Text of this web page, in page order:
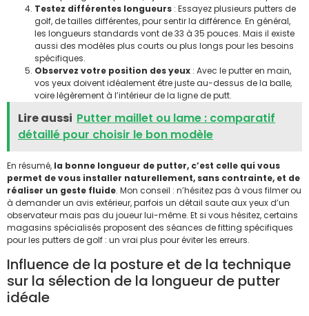
Testez différentes longueurs : Essayez plusieurs putters de
golf, de tailles différentes, pour sentir la différence. En général,
les longueurs standards vont de 33 à 35 pouces. Mais il existe
aussi des modèles plus courts ou plus longs pour les besoins
spécifiques.
Observez votre position des yeux : Avec le putter en main,
vos yeux doivent idéalement être juste au-dessus de la balle,
voire légèrement à l’intérieur de la ligne de putt.
Lire aussi Putter maillet ou lame : comparatif
détaillé pour choisir le bon modèle
En résumé, la bonne longueur de putter, c’est celle qui vous
permet de vous installer naturellement, sans contrainte, et de
réaliser un geste fluide. Mon conseil : n’hésitez pas à vous filmer ou
à demander un avis extérieur, parfois un détail saute aux yeux d’un
observateur mais pas du joueur lui-même. Et si vous hésitez, certains
magasins spécialisés proposent des séances de fitting spécifiques
pour les putters de golf : un vrai plus pour éviter les erreurs.
Influence de la posture et de la technique
sur la sélection de la longueur de putter
idéale